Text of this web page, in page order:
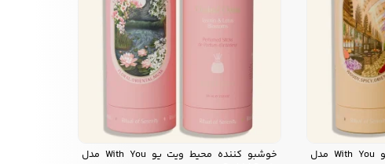
خوشبو کننده محیط ویت یو With You مدل
خوشبو کننده محیط ویت یو With You مدل